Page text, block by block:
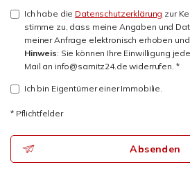
Ich habe die Datenschutzerklärung zur
stimme zu, dass meine Angaben und
meiner Anfrage elektronisch erhoben
Hinweis: Sie können Ihre Einwilligung
Mail an info@samitz24.de widerrufen. *
Ich bin Eigentümer einer Immobilie.
* Pflichtfelder
Absenden